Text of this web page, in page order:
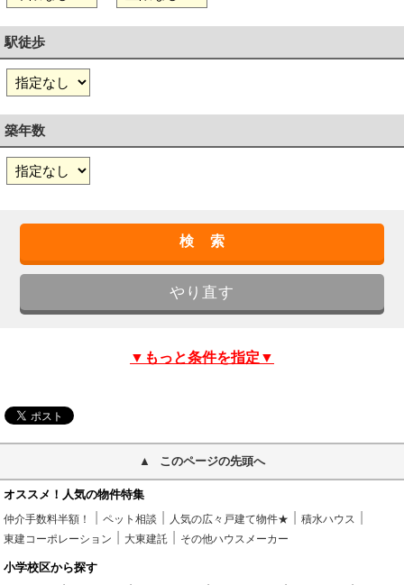
駅徒歩
築年数
▼もっと条件を指定▼
このページの先頭へ
オススメ！人気の物件特集
仲介手数料半額！ ペット相談 人気の広々戸建て物件★
積水ハウス
東建コーポレーション
大東建託 その他ハウスメーカー
小学校区から探す